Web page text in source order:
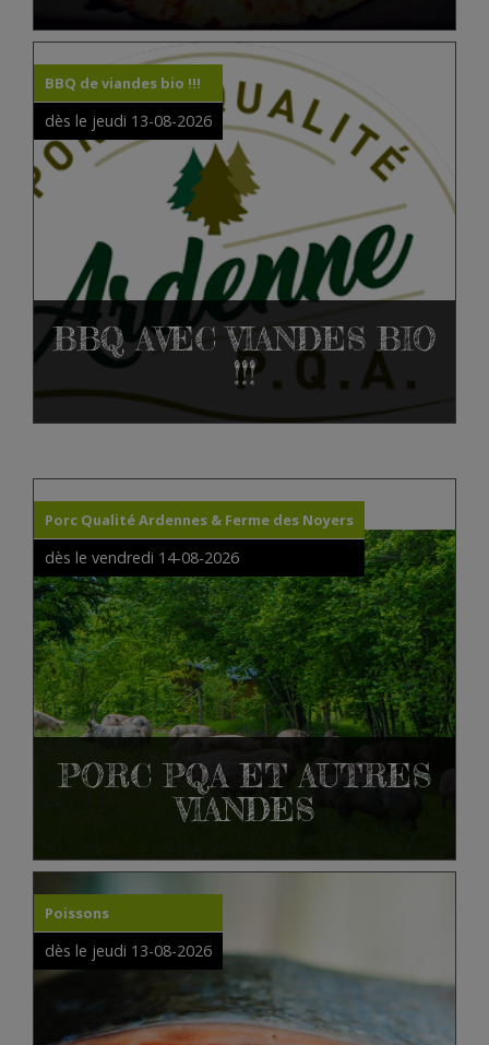
BBQ de viandes bio !!!
dès le jeudi 13-08-2026
BBQ AVEC VIANDES BIO
!!!
Porc Qualité Ardennes & Ferme des Noyers
dès le vendredi 14-08-2026
PORC PQA ET AUTRES
VIANDES
Poissons
dès le jeudi 13-08-2026